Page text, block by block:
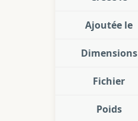
Ajoutée le
Dimensions
Fichier
Poids